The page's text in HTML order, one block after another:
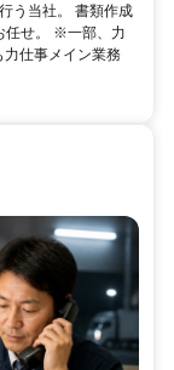
う当社。 書類作成
任せ。 ※一部、力
仕事メイン業務